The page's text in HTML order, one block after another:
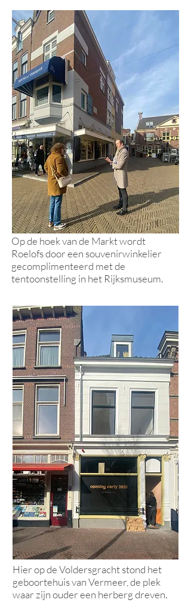
Onderzoek van de Universiteit van
Amsterdam heeft aangetoond dat hier
op de Vlamingstraat het Straatje van
Vermeer moet zijn geweest.
Op de hoek van de Markt wordt
Roelofs door een souvenirwinkelier
gecomplimenteerd met de
tentoonstelling in het Rijksmuseum.
Hier op de Voldersgracht stond het
geboortehuis van Vermeer, de plek
waar zijn ouder een herberg dreven.